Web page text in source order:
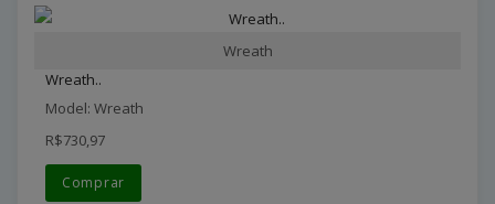
Wreath
Wreath..
Model: Wreath
R$730,97
Comprar